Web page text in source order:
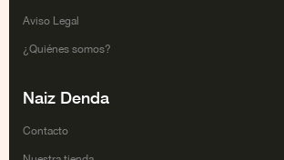
Aviso Legal
¿Quiénes somos?
Naiz Denda
Contacto